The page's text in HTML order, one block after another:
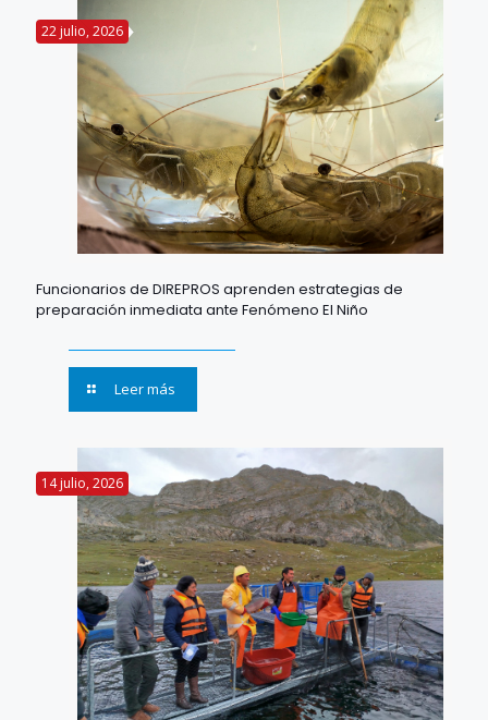
22 julio, 2026
Funcionarios de DIREPROS aprenden estrategias de
preparación inmediata ante Fenómeno El Niño
Leer más
14 julio, 2026